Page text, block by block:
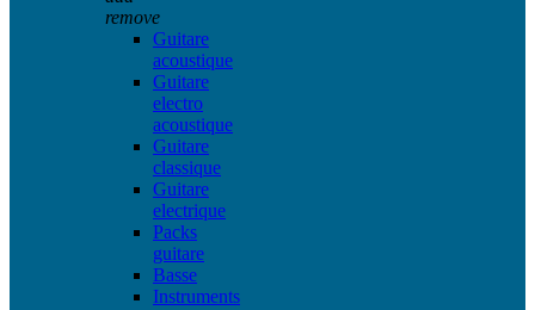
remove
Guitare
acoustique
Guitare
electro
acoustique
Guitare
classique
Guitare
electrique
Packs
guitare
Basse
Instruments